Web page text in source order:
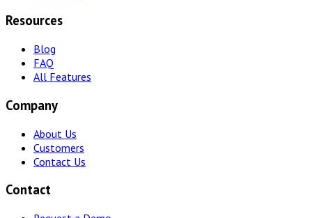
Resources
Blog
FAQ
All Features
Company
About Us
Customers
Contact Us
Contact